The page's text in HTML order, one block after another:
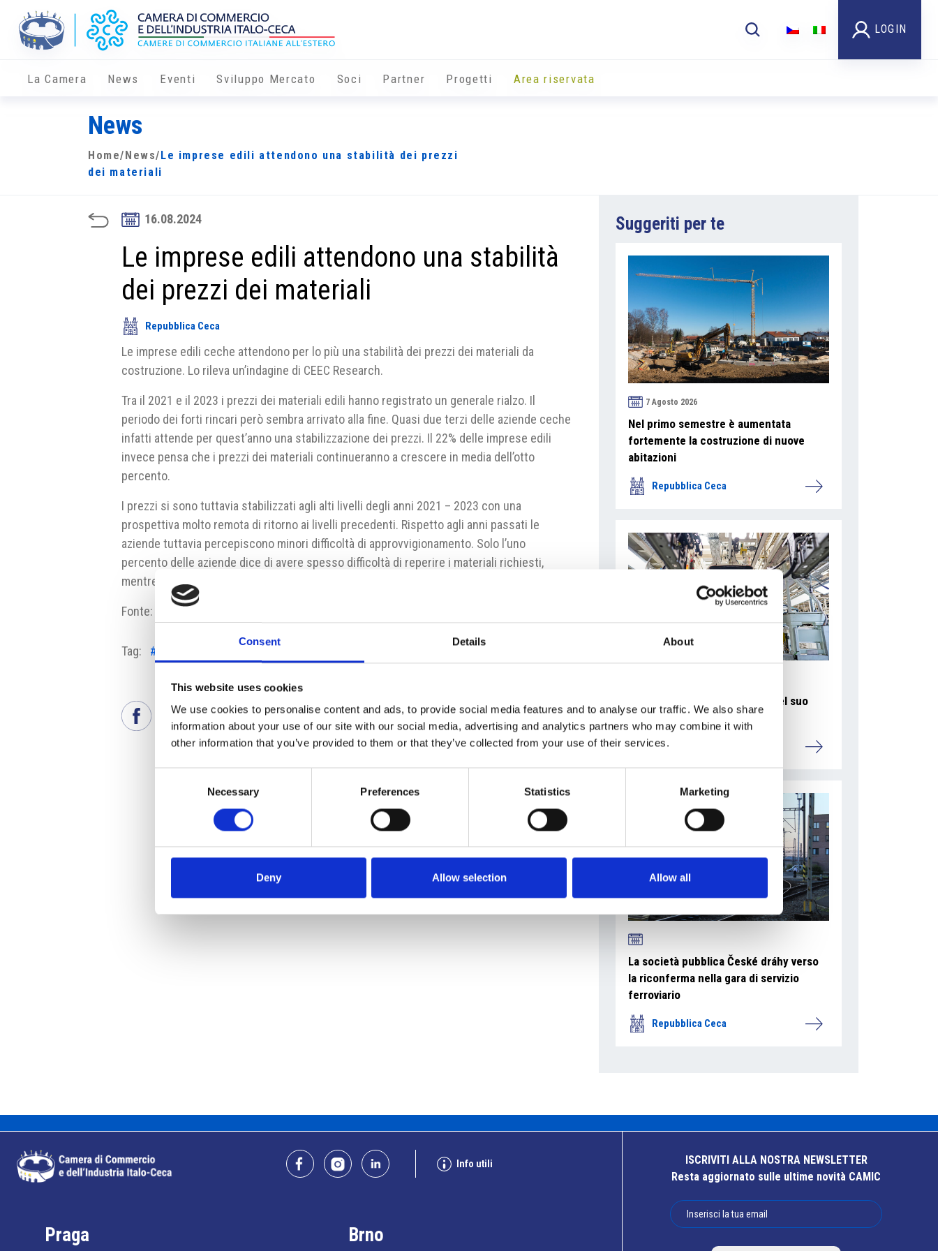
Consent Details About
This website uses cookies
We use cookies to personalise content and ads, to provide social media features and to analyse our traffic. We also share
information about your use of our site with our social media, advertising and analytics partners who may combine it with
other information that you’ve provided to them or that they’ve collected from your use of their services.
Necessary Preferences Statistics Marketing
Deny Allow selection Allow all
LOGIN
La Camera News Eventi Sviluppo Mercato Soci Partner Progetti Area riservata
News
Home/ News/ Le imprese edili attendono una stabilità dei prezzi
dei materiali
16.08.2024
Le imprese edili attendono una stabilità
dei prezzi dei materiali
Repubblica Ceca
Le imprese edili ceche attendono per lo più una stabilità dei prezzi dei materiali da
costruzione. Lo rileva un’indagine di CEEC Research.
Tra il 2021 e il 2023 i prezzi dei materiali edili hanno registrato un generale rialzo. Il
periodo dei forti rincari però sembra arrivato alla fine. Quasi due terzi delle aziende ceche
infatti attende per quest’anno una stabilizzazione dei prezzi. Il 22% delle imprese edili
invece pensa che i prezzi dei materiali continueranno a crescere in media dell’otto
percento.
I prezzi si sono tuttavia stabilizzati agli alti livelli degli anni 2021 – 2023 con una
prospettiva molto remota di ritorno ai livelli precedenti. Rispetto agli anni passati le
aziende tuttavia percepiscono minori difficoltà di approvvigionamento. Solo l’uno
percento delle aziende dice di avere spesso difficoltà di reperire i materiali richiesti,
mentre il 44% delle aziende ha dichiarato di non avere nessuna difficoltà in tale senso.
Fonte: CEEC Research Fonte fotografia: Pixabay
Tag: #costruzione
Suggeriti per te
7 Agosto 2026
Nel primo semestre è aumentata
fortemente la costruzione di nuove
abitazioni
Repubblica Ceca
La Škoda avvia la produzione del suo
SUV Peaq
Repubblica Ceca
La società pubblica České dráhy verso
la riconferma nella gara di servizio
ferroviario
Repubblica Ceca
Info utili
Praga Brno
ISCRIVITI ALLA NOSTRA NEWSLETTER
Resta aggiornato sulle ultime novità CAMIC